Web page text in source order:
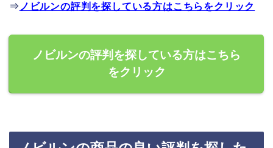
⇒ ノビルンの評判を探している方はこちらをクリック
ノビルンの評判を探している方はこちら
をクリック